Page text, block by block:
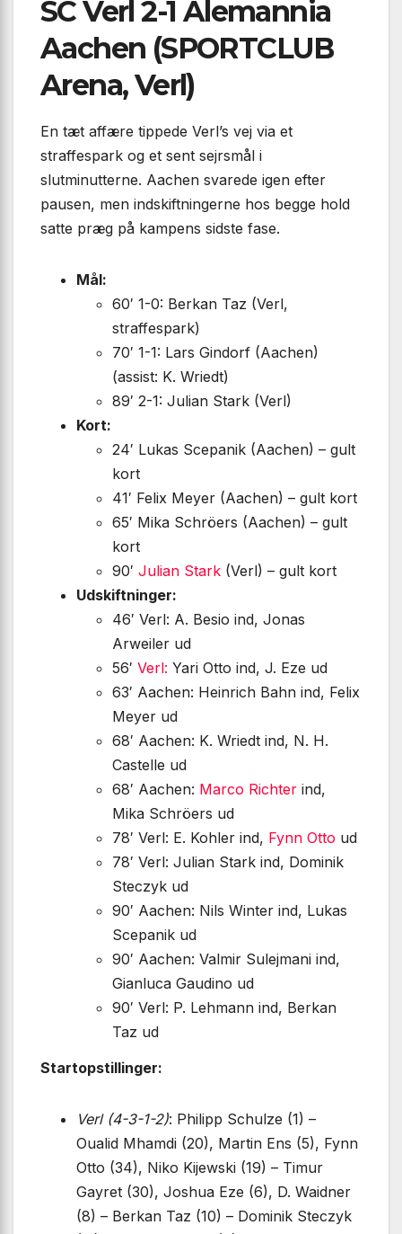
SC Verl 2-1 Alemannia
Aachen (SPORTCLUB
Arena, Verl)
En tæt affære tippede Verl’s vej via et
straffespark og et sent sejrsmål i
slutminutterne. Aachen svarede igen efter
pausen, men indskiftningerne hos begge hold
satte præg på kampens sidste fase.
Mål:
60′ 1-0: Berkan Taz (Verl,
straffespark)
70′ 1-1: Lars Gindorf (Aachen)
(assist: K. Wriedt)
89′ 2-1: Julian Stark (Verl)
Kort:
24′ Lukas Scepanik (Aachen) – gult
kort
41′ Felix Meyer (Aachen) – gult kort
65′ Mika Schröers (Aachen) – gult
kort
90′ Julian Stark (Verl) – gult kort
Udskiftninger:
46′ Verl: A. Besio ind, Jonas
Arweiler ud
56′ Verl: Yari Otto ind, J. Eze ud
63′ Aachen: Heinrich Bahn ind, Felix
Meyer ud
68′ Aachen: K. Wriedt ind, N. H.
Castelle ud
68′ Aachen: Marco Richter ind,
Mika Schröers ud
78′ Verl: E. Kohler ind, Fynn Otto ud
78′ Verl: Julian Stark ind, Dominik
Steczyk ud
90′ Aachen: Nils Winter ind, Lukas
Scepanik ud
90′ Aachen: Valmir Sulejmani ind,
Gianluca Gaudino ud
90′ Verl: P. Lehmann ind, Berkan
Taz ud
Startopstillinger:
Verl (4-3-1-2): Philipp Schulze (1) –
Oualid Mhamdi (20), Martin Ens (5), Fynn
Otto (34), Niko Kijewski (19) – Timur
Gayret (30), Joshua Eze (6), D. Waidner
(8) – Berkan Taz (10) – Dominik Steczyk